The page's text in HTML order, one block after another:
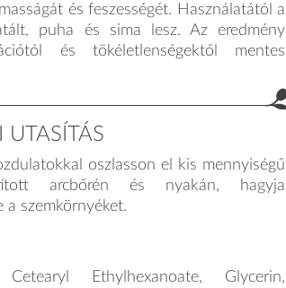
és feszességét. Használatától a
puha és sima lesz. Az ered­mény
és tökéletlenségektől mentes
UTASÍTÁS
oszlasson el kis mennyiségű
arcbőrén és nyakán, hagyja
a szemkörnyéket.
Ethylhexanoate, Glycerin,